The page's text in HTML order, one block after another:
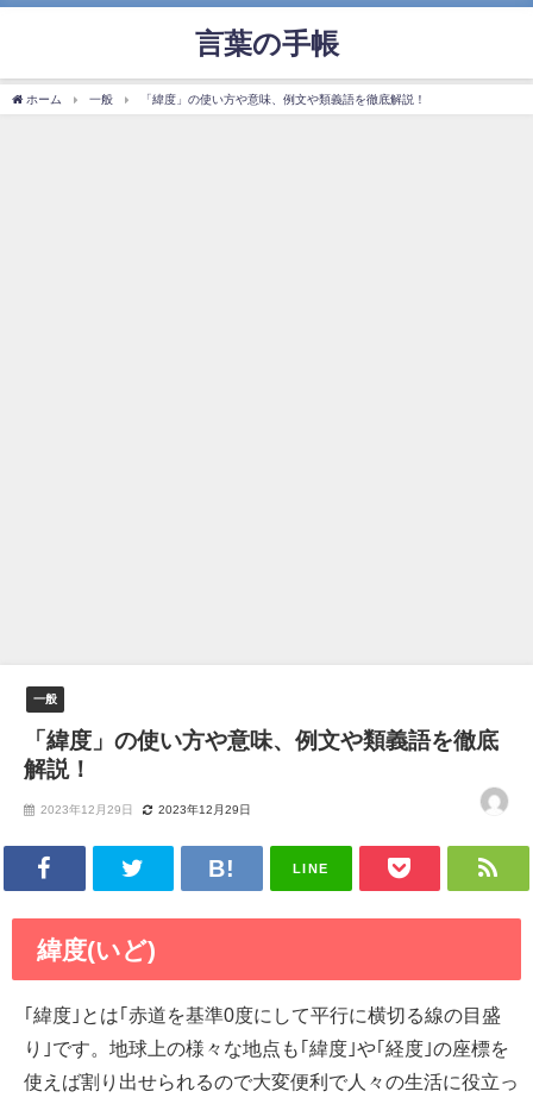
言葉の手帳
ホーム 一般 「緯度」の使い方や意味、例文や類義語を徹底解説！
一般
「緯度」の使い方や意味、例文や類義語を徹底
解説！
2023年12月29日 2023年12月29日
LINE
緯度(いど)
｢緯度｣とは｢赤道を基準0度にして平行に横切る線の目盛
り｣です。地球上の様々な地点も｢緯度｣や｢経度｣の座標を
使えば割り出せられるので大変便利で人々の生活に役立っ